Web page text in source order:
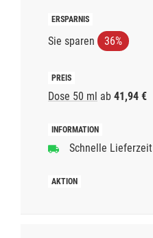
Sie sparen 36%
Dose 50 ml ab 41,94 €
Schnelle Lieferzeit